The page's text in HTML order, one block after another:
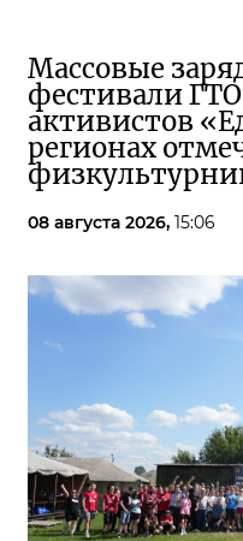
Массовые
фестивали
активистов
регионах
08 августа 2026, 15:06